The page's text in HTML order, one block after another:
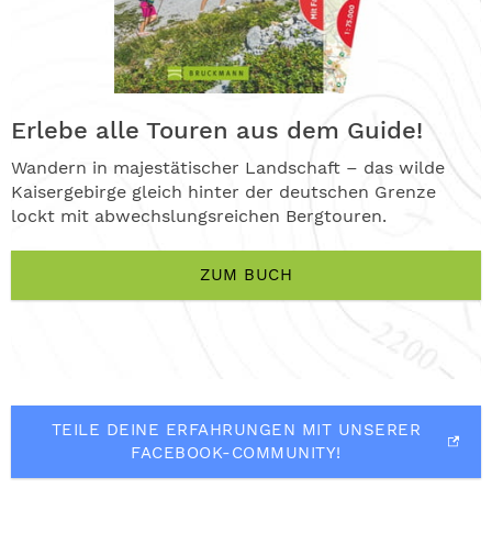
Erlebe alle Touren aus dem Guide!
Wandern in majestätischer Landschaft – das wilde
Kaisergebirge gleich hinter der deutschen Grenze
lockt mit abwechslungsreichen Bergtouren.
ZUM BUCH
TEILE DEINE ERFAHRUNGEN MIT UNSERER
FACEBOOK-COMMUNITY!